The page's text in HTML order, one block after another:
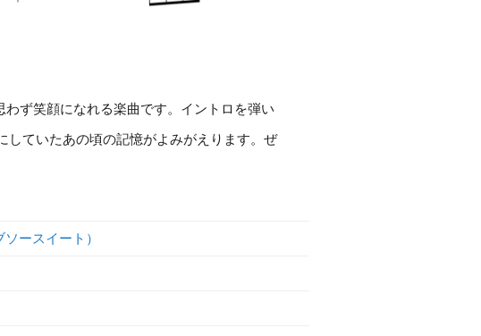
ず笑顔になれる楽曲です。イントロを弾い
していたあの頃の記憶がよみがえります。ぜ
ースイート）